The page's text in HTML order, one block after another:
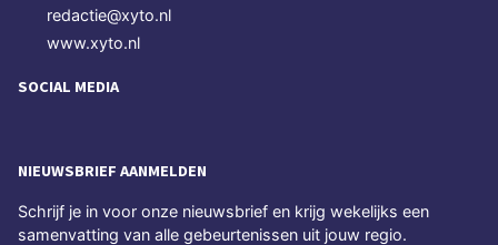
redactie@xyto.nl
www.xyto.nl
SOCIAL MEDIA
NIEUWSBRIEF AANMELDEN
Schrijf je in voor onze nieuwsbrief en krijg wekelijks een
samenvatting van alle gebeurtenissen uit jouw regio.